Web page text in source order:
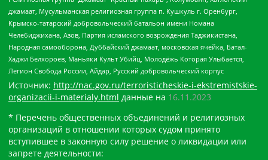
джамаат, Мусульманская религиозная группа п. Кушкуль г. Оренбург,
Крымско-татарский добровольческий батальон имени Номана
Челебиджихана, Азов, Партия исламского возрождения Таджикистана,
Народная самооборона, Дуббайский джамаат, московская ячейка, Батал-
Хаджи Белхороев, Маньяки Культ Убийц, Молодёжь Которая Улыбается,
Легион Свобода России, Айдар, Русский добровольческий корпус
Источник: http://nac.gov.ru/terroristicheskie-i-ekstremistskie-
organizacii-i-materialy.html данные на 16.11.2023
* Перечень общественных объединений и религиозных
организаций в отношении которых судом принято
вступившее в законную силу решение о ликвидации или
запрете деятельности: